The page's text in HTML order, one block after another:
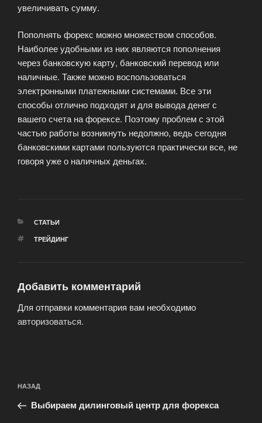
увеличивать сумму.
Пополнять форекс можно множеством способов.
Наиболее удобными из них являются пополнения
через банковскую карту, банковский перевод или
наличные. Также можно воспользоваться
электронными платежными системами. Все эти
способы отлично подходят и для вывода денег с
вашего счета на форексе. Поэтому проблем с этой
частью работы возникнуть недолжно, ведь сегодня
банковскими картами пользуются практически все, не
говоря уже о наличных деньгах.
РУБРИКИ
СТАТЬИ
МЕТКИ
ТРЕЙДИНГ
Добавить комментарий
Для отправки комментария вам необходимо
авторизоваться.
по
записям
Предыдущая
запись:
НАЗАД
Выбираем дилинговый центр для форекса